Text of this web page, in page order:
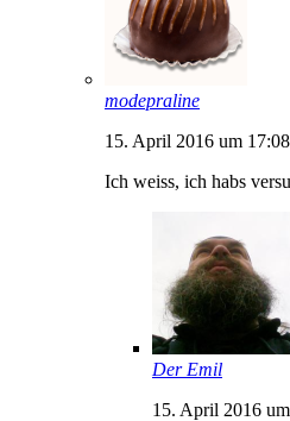
modepraline
15. April 2016 um
Ich weiss, ich habs
Der Emil
15. April 2016